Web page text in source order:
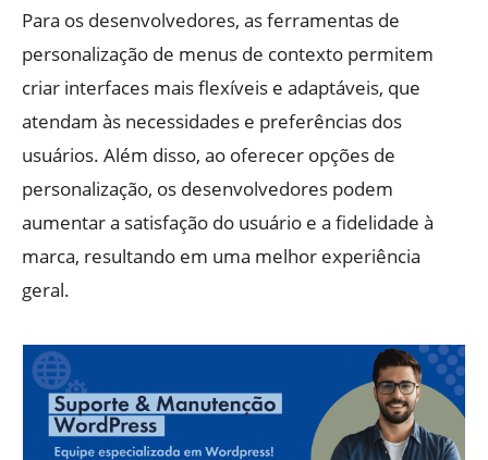
Para os desenvolvedores, as ferramentas de
personalização de menus de contexto permitem
criar interfaces mais flexíveis e adaptáveis, que
atendam às necessidades e preferências dos
usuários. Além disso, ao oferecer opções de
personalização, os desenvolvedores podem
aumentar a satisfação do usuário e a fidelidade à
marca, resultando em uma melhor experiência
geral.